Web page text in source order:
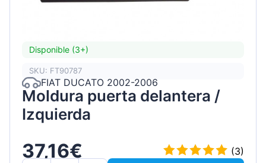
Disponible (3+)
SKU: FT90787
FIAT DUCATO 2002-2006
Moldura puerta delantera /
Izquierda
37,16€
(3)